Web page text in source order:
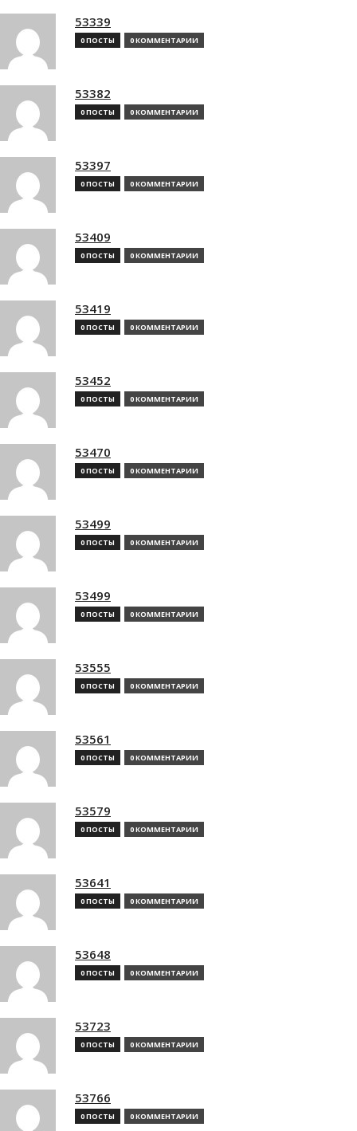
53339
0 ПОСТЫ 0 КОММЕНТАРИИ
53382
0 ПОСТЫ 0 КОММЕНТАРИИ
53397
0 ПОСТЫ 0 КОММЕНТАРИИ
53409
0 ПОСТЫ 0 КОММЕНТАРИИ
53419
0 ПОСТЫ 0 КОММЕНТАРИИ
53452
0 ПОСТЫ 0 КОММЕНТАРИИ
53470
0 ПОСТЫ 0 КОММЕНТАРИИ
53499
0 ПОСТЫ 0 КОММЕНТАРИИ
53499
0 ПОСТЫ 0 КОММЕНТАРИИ
53555
0 ПОСТЫ 0 КОММЕНТАРИИ
53561
0 ПОСТЫ 0 КОММЕНТАРИИ
53579
0 ПОСТЫ 0 КОММЕНТАРИИ
53641
0 ПОСТЫ 0 КОММЕНТАРИИ
53648
0 ПОСТЫ 0 КОММЕНТАРИИ
53723
0 ПОСТЫ 0 КОММЕНТАРИИ
53766
0 ПОСТЫ 0 КОММЕНТАРИИ